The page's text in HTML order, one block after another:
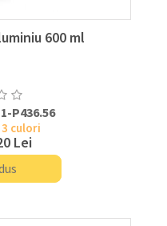
600 ml
P436.56
culori
Lei